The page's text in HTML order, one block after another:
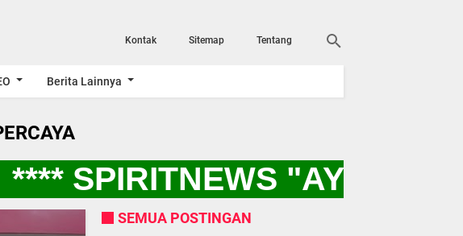
Kontak Sitemap Tentang
Berita Lainnya
SPIRITNEWS "AYO KITA
SEMUA POSTINGAN